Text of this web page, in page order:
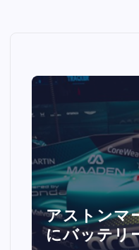
ーティン×ホンダ
ー質問攻め